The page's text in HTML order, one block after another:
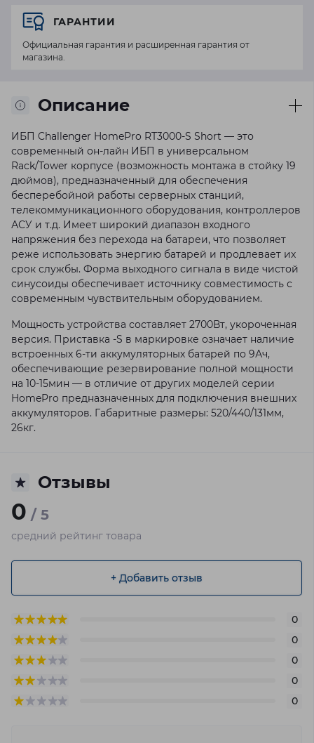
Описание
ИБП Challenger HomePro RT3000-S Short — это
современный он-лайн ИБП в универсальном
Rack/Tower корпусе (возможность монтажа в стойку 19
дюймов), предназначенный для обеспечения
бесперебойной работы серверных станций,
телекоммуникационного оборудования, контроллеров
АСУ и т.д. Имеет широкий диапазон входного
напряжения без перехода на батареи, что позволяет
реже использовать энергию батарей и продлевает их
срок службы. Форма выходного сигнала в виде чистой
синусоиды обеспечивает источнику совместимость с
современным чувствительным оборудованием.
Мощность устройства составляет 2700Вт, укороченная
версия. Приставка -S в маркировке означает наличие
встроенных 6-ти аккумуляторных батарей по 9Ач,
обеспечивающие резервирование полной мощности
на 10-15мин — в отличие от других моделей серии
HomePro предназначенных для подключения внешних
аккумуляторов. Габаритные размеры: 520/440/131мм,
26кг.
Отзывы
0 / 5
средний рейтинг товара
+ Добавить отзыв
0
0
0
0
0
ГАРАНТИИ
Официальная гарантия и расширенная гарантия от
магазина.